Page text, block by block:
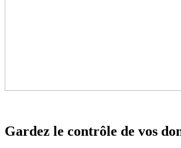
Gardez le contrôle de vos